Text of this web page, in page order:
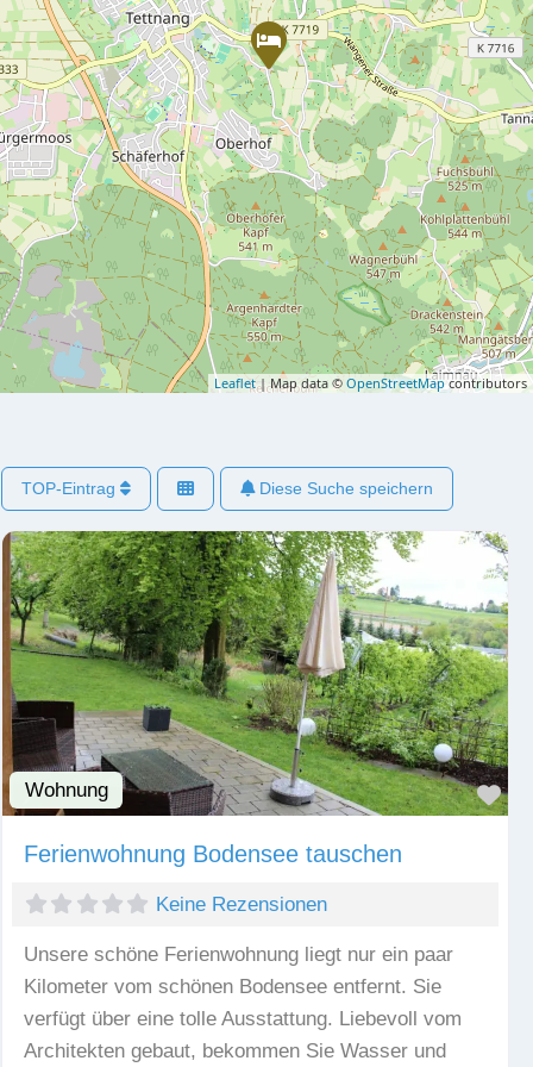
Leaflet| Map data © OpenStreetMapcontributors
TOP-Eintrag Diese Suche speichern
Wohnung
Ferienwohnung Bodensee tauschen
Keine Rezensionen
Unsere schöne Ferienwohnung liegt nur ein paar
Kilometer vom schönen Bodensee entfernt. Sie
verfügt über eine tolle Ausstattung. Liebevoll vom
Architekten gebaut, bekommen Sie Wasser und